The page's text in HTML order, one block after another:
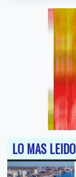
LO MAS